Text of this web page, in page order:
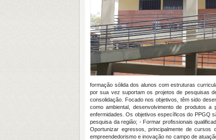
formação sólida dos alunos com estruturas
por sua vez suportam os projetos de pesquisas
consolidação. Focado nos objetivos, têm sido
como ambiental, desenvolvimento de produtos
enfermidades. Os objetivos específicos do PPGQ
pesquisa da região; - Formar profissionais
Oportunizar egressos, principalmente de
empreendedorismo e inovação no campo de